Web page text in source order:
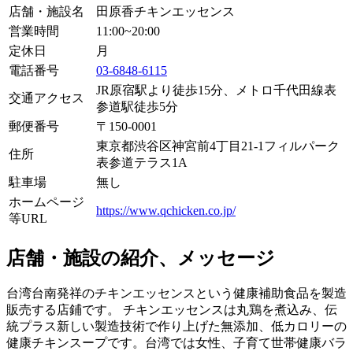
店舗・施設名
田原香チキンエッセンス
営業時間
11:00~20:00
定休日
月
電話番号
03-6848-6115
交通アクセス
JR原宿駅より徒歩15分、メトロ千代田線表
参道駅徒歩5分
郵便番号
〒 150-0001
住所
東京都渋谷区神宮前4丁目21-1フィルパーク
表参道テラス1A
駐車場
無し
ホームページ
等URL
https://www.qchicken.co.jp/
店舗・施設の紹介、メッセージ
台湾台南発祥のチキンエッセンスという健康補助食品を製造
販売する店鋪です。 チキンエッセンスは丸鶏を煮込み、伝
統プラス新しい製造技術で作り上げた無添加、低カロリーの
健康チキンスープです。台湾では女性、子育て世帯健康バラ